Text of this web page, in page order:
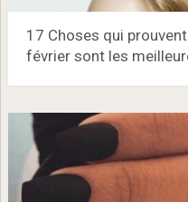
17 Choses qui
février sont les